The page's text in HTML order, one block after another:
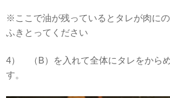
※ここで油が残っているとタレが肉に
ふきとってください
4） （B）を入れて全体にタレをから
す。